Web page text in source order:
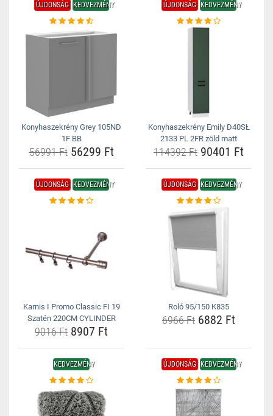
ÚJDONSÁG KEDVEZMÉNY
Konyhaszekrény Grey 105ND
1F BB
56991 Ft56299 Ft
ÚJDONSÁG KEDVEZMÉNY
Konyhaszekrény Emily D40SŁ
2133 PL 2FR zöld matt
114392 Ft 90401 Ft
ÚJDONSÁG KEDVEZMÉNY
Karnis I Promo Classic FI 19
Szatén 220CM CYLINDER
9016 Ft 8907 Ft
ÚJDONSÁG KEDVEZMÉNY
Roló 95/150 K835
6966 Ft 6882 Ft
KEDVEZMÉNY ÚJDONSÁG KEDVEZMÉNY